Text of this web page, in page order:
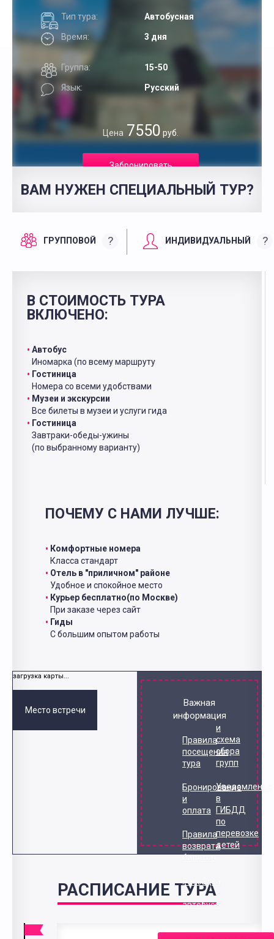
Тип тура: Автобусная
Время: 3 дня
Группа: 15-50
Язык: Русский
Цена 7550 руб.
Забронировать
ВАМ НУЖЕН СПЕЦИАЛЬНЫЙ ТУР?
ГРУППОВОЙ ? ИНДИВИДУАЛЬНЫЙ ?
В СТОИМОСТЬ ТУРА
ВКЛЮЧЕНО:
Автобус
Иномарка (по всему маршруту
Гостиница
Номера со всеми удобствами
Музеи и экскурсии
Все билеты в музеи и услуги гида
Гостиница
Завтраки-обеды-ужины
(по выбранному варианту)
ПОЧЕМУ С НАМИ ЛУЧШЕ:
Комфортные номера
Класса стандарт
Отель в "приличном" районе
Удобное и спокойное место
Курьер бесплатно(по Москве)
При заказе через сайт
Гиды
С большим опытом работы
загрузка карты...
Место встречи
Важная
информация
Правила
посещения
тура
Бронирование
и
оплата
Правила
возврата
билетов
Рассадка
автобусе
и
схема
сбора
групп
Уведомление
в
ГИБДД
по
перевозке
детей
РАСПИСАНИЕ ТУРА